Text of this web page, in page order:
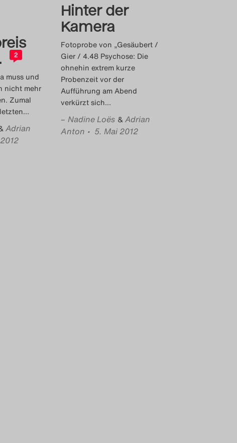
2
muss und
nicht mehr
Zumal
…
Adrian
Hinter der
Kamera
Fotoprobe von „Gesäubert /
Gier / 4.48 Psychose: Die
ohnehin extrem kurze
Probenzeit vor der
Aufführung am Abend
verkürzt sich…
– Nadine Loës &Adrian
Anton • 5. Mai 2012